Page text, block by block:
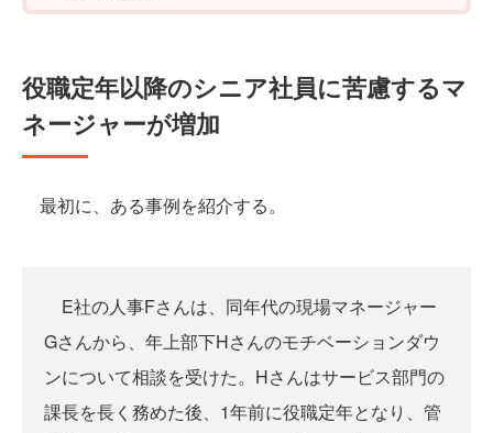
役職定年以降のシニア社員に苦慮するマ
ネージャーが増加
最初に、ある事例を紹介する。
E社の人事Fさんは、同年代の現場マネージャー
Gさんから、年上部下Hさんのモチベーションダウ
ンについて相談を受けた。Hさんはサービス部門の
課長を長く務めた後、1年前に役職定年となり、管